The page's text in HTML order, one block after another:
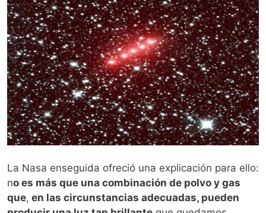
La Nasa enseguida ofreció una explicación para ello:
no es más que una combinación de polvo y gas
que, en las circunstancias adecuadas, pueden